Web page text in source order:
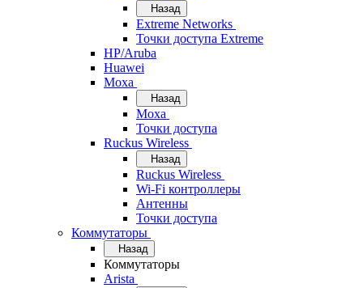
Назад
Extreme Networks
Точки доступа Extreme
HP/Aruba
Huawei
Moxa
Назад
Moxa
Точки доступа
Ruckus Wireless
Назад
Ruckus Wireless
Wi-Fi контроллеры
Антенны
Точки доступа
Коммутаторы
Назад
Коммутаторы
Arista